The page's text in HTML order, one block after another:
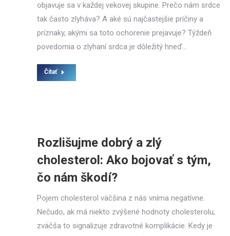
objavuje sa v každej vekovej skupine. Prečo nám srdce
tak často zlyháva? A aké sú najčastejšie príčiny a
príznaky, akými sa toto ochorenie prejavuje? Týždeň
povedomia o zlyhaní srdca je dôležitý hneď…
Čítať
Rozlišujme dobrý a zlý
cholesterol: Ako bojovať s tým,
čo nám škodí?
Pojem cholesterol väčšina z nás vníma negatívne.
Nečudo, ak má niekto zvýšené hodnoty cholesterolu,
zväčša to signalizuje zdravotné komplikácie. Kedy je